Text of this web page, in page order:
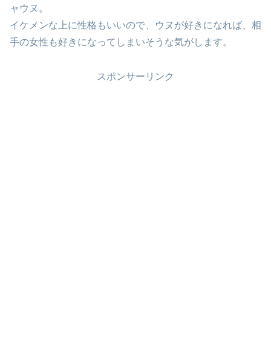
ャウヌ。
イケメンな上に性格もいいので、ウヌが好きになれば、相
手の女性も好きになってしまいそうな気がします。
スポンサーリンク